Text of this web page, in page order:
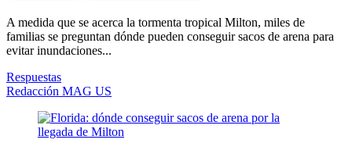
A medida que se acerca la tormenta tropical Milton, miles de
familias se preguntan dónde pueden conseguir sacos de arena para
evitar inundaciones...
Respuestas
Redacción MAG US